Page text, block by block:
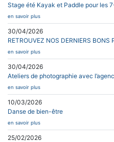
Stage été Kayak et Paddle pour les
en savoir plus
30/04/2026
RETROUVEZ NOS DERNIERS BONS
en savoir plus
30/04/2026
Ateliers de photographie avec
en savoir plus
10/03/2026
Danse de bien-être
en savoir plus
25/02/2026